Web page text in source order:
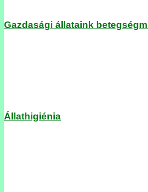
Gazdasági állataink
Állathigiénia